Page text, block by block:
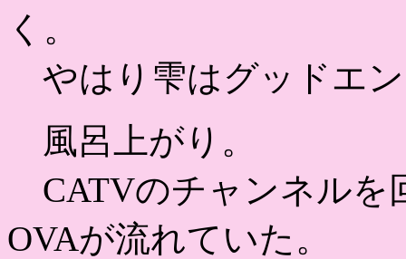
く。
やはり雫はグッドエ
風呂上がり。
CATVのチャンネルを
OVAが流れていた。